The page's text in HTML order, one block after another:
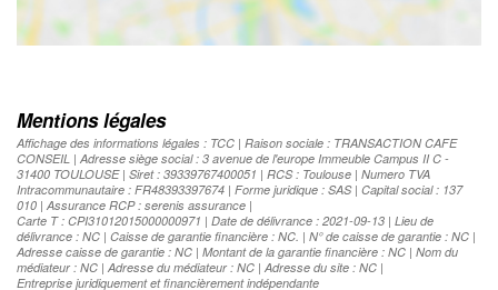
Mentions légales
Affichage des informations légales : TCC | Raison sociale : TRANSACTION CAFE
CONSEIL | Adresse siège social : 3 avenue de l'europe Immeuble Campus II C -
31400 TOULOUSE | Siret : 39339767400051 | RCS : Toulouse | Numero TVA
Intracommunautaire : FR48393397674 | Forme juridique : SAS | Capital social : 137
010 | Assurance RCP : serenis assurance |
Carte T : CPI31012015000000971 | Date de délivrance : 2021-09-13 | Lieu de
délivrance : NC | Caisse de garantie financière : NC. | N° de caisse de garantie : NC |
Adresse caisse de garantie : NC | Montant de la garantie financière : NC | Nom du
médiateur : NC | Adresse du médiateur : NC | Adresse du site : NC |
Entreprise juridiquement et financièrement indépendante